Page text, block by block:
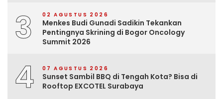
3 02 AGUSTUS 2026
Menkes Budi Gunadi Sadikin Tekankan
Pentingnya Skrining di Bogor Oncology
Summit 2026
4 07 AGUSTUS 2026
Sunset Sambil BBQ di Tengah Kota? Bisa di
Rooftop EXCOTEL Surabaya